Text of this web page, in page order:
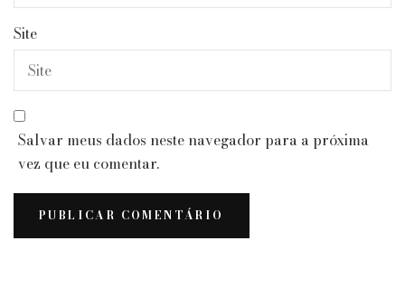
Site
Salvar meus dados neste navegador para a próxima
vez que eu comentar.